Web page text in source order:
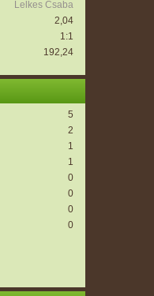
Lelkes Csaba
2,04
1:1
192,24
5
2
1
1
0
0
0
0